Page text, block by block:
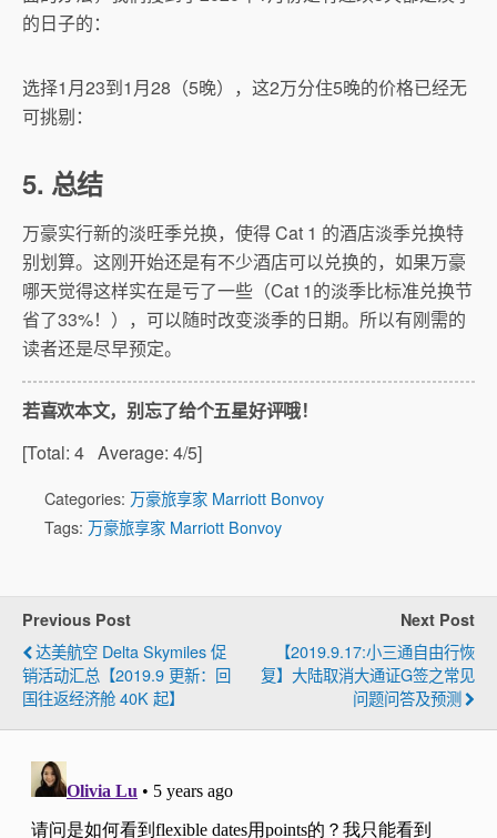
的日子的：
选择1月23到1月28（5晚），这2万分住5晚的价格已经无
可挑剔：
5. 总结
万豪实行新的淡旺季兑换，使得 Cat 1 的酒店淡季兑换特
别划算。这刚开始还是有不少酒店可以兑换的，如果万豪
哪天觉得这样实在是亏了一些（Cat 1的淡季比标准兑换节
省了33%！），可以随时改变淡季的日期。所以有刚需的
读者还是尽早预定。
若喜欢本文，别忘了给个五星好评哦！
[Total: 4 Average: 4/5]
Categories: 万豪旅享家 Marriott Bonvoy
Tags: 万豪旅享家 Marriott Bonvoy
Previous Post
达美航空 Delta Skymiles 促
销活动汇总【2019.9 更新：回
国往返经济舱 40K 起】
Next Post
【2019.9.17:小三通自由行恢
复】大陆取消大通证G签之常见
问题问答及预测